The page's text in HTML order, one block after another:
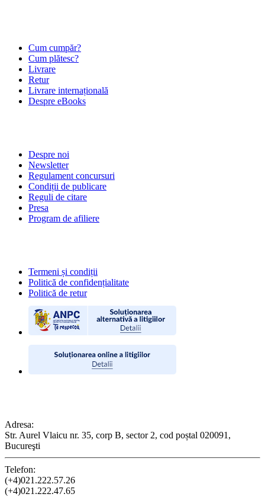
Cum cumpăr?
Cum plătesc?
Livrare
Retur
Livrare internațională
Despre eBooks
Despre noi
Newsletter
Regulament concursuri
Condiții de publicare
Reguli de citare
Presa
Program de afiliere
Termeni și condiții
Politică de confidențialitate
Politică de retur
Adresa:
Str. Aurel Vlaicu nr. 35, corp B, sector 2, cod poștal 020091,
Bucureşti
Telefon:
(+4)021.222.57.26
(+4)021.222.47.65